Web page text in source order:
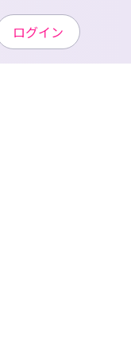
ログイン